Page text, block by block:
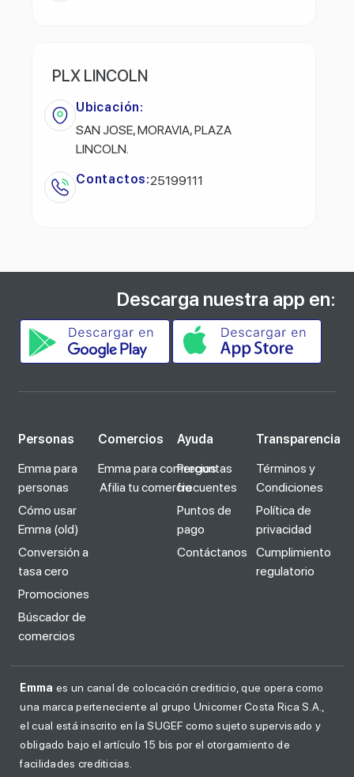
PLX LINCOLN
Ubicación:
SAN JOSE, MORAVIA, PLAZA
LINCOLN.
Contactos:25199111
Descarga nuestra app en:
Personas
Emma para
personas
Cómo usar
Emma (old)
Conversión a
tasa cero
Promociones
Búscador de
comercios
Comercios
Emma para comercios
Afilia tu comercio
Ayuda
Preguntas
frecuentes
Puntos de
pago
Contáctanos
Transparencia
Términos y
Condiciones
Política de
privacidad
Cumplimiento
regulatorio
Emma es un canal de colocación crediticio, que opera como
una marca perteneciente al grupo Unicomer Costa Rica S.A.,
el cual está inscrito en la SUGEF como sujeto supervisado y
obligado bajo el artículo 15 bis por el otorgamiento de
facilidades crediticias.